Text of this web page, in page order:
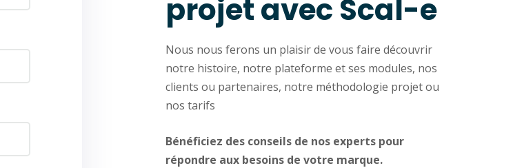
projet avec Scal-e
Nous nous ferons un plaisir de vous faire découvrir
notre histoire, notre plateforme et ses modules, nos
clients ou partenaires, notre méthodologie projet ou
nos tarifs
Bénéficiez des conseils de nos experts pour
répondre aux besoins de votre marque.